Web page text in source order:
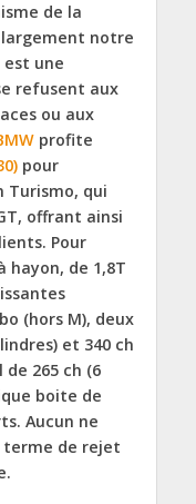
de la
largement notre
est une
refusent aux
ou aux
profite
pour
Turismo, qui
offrant ainsi
Pour
de 1,8T
(hors M), deux
et 340 ch
de 265 ch (6
boite de
Aucun ne
terme de rejet